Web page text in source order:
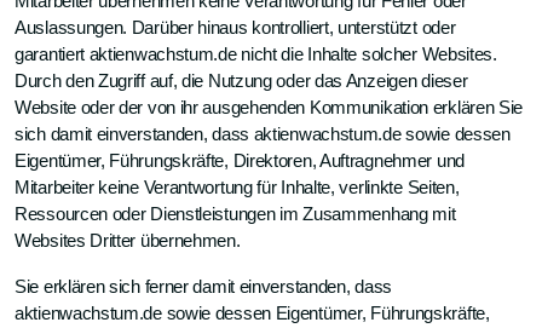
Auslassungen. Darüber hinaus kontrolliert, unterstützt oder
garantiert aktienwachstum.de nicht die Inhalte solcher Websites.
Durch den Zugriff auf, die Nutzung oder das Anzeigen dieser
Website oder der von ihr ausgehenden Kommunikation erklären Sie
sich damit einverstanden, dass aktienwachstum.de sowie dessen
Eigentümer, Führungskräfte, Direktoren, Auftragnehmer und
Mitarbeiter keine Verantwortung für Inhalte, verlinkte Seiten,
Ressourcen oder Dienstleistungen im Zusammenhang mit
Websites Dritter übernehmen.
Sie erklären sich ferner damit einverstanden, dass
aktienwachstum.de sowie dessen Eigentümer, Führungskräfte,